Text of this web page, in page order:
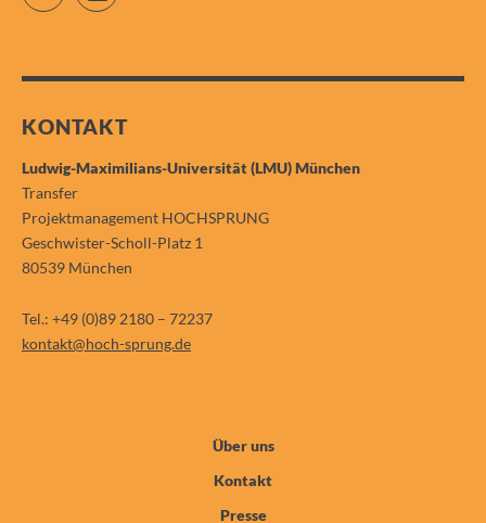
KONTAKT
Ludwig-Maximilians-Universität (LMU) München
Transfer
Projektmanagement HOCHSPRUNG
Geschwister-Scholl-Platz 1
80539 München
Tel.: +49 (0)89 2180 – 72237
kontakt@hoch-sprung.de
Über uns
Kontakt
Presse